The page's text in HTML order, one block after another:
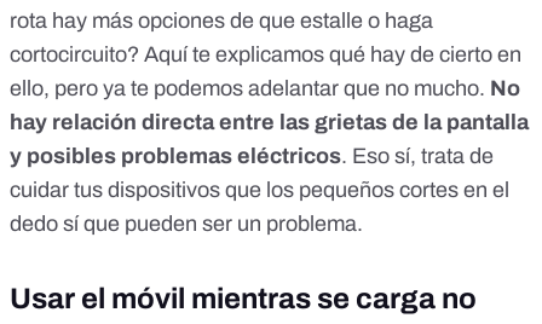
rota hay más opciones de que estalle o haga
cortocircuito? Aquí te explicamos qué hay de cierto en
ello, pero ya te podemos adelantar que no mucho. No
hay relación directa entre las grietas de la pantalla
y posibles problemas eléctricos. Eso sí, trata de
cuidar tus dispositivos que los pequeños cortes en el
dedo sí que pueden ser un problema.
Usar el móvil mientras se carga no